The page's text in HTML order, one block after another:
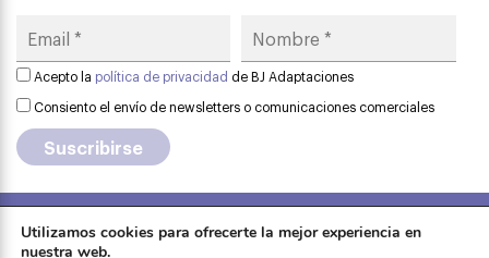
Acepto la política de privacidad de BJ Adaptaciones
Consiento el envío de newsletters o comunicaciones comerciales
Utilizamos cookies para ofrecerte la mejor experiencia en
nuestra web.